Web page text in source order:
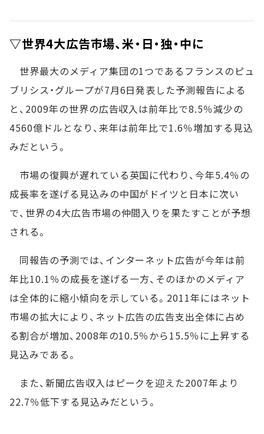
▽世界4大広告市場、米・日・独・中に
世界最大のメディア集団の1つであるフランスのピュ
ブリシス・グループが7月6日発表した予測報告による
と、2009年の世界の広告収入は前年比で8.5％減少の
4560億ドルとなり、来年は前年比で1.6％増加する見込
みだという。
市場の復興が遅れている英国に代わり、今年5.4％の
成長率を遂げる見込みの中国がドイツと日本に次い
で、世界の4大広告市場の仲間入りを果たすことが予想
される。
同報告の予測では、インターネット広告が今年は前
年比10.1％の成長を遂げる一方、そのほかのメディア
は全体的に縮小傾向を示している。2011年にはネット
市場の拡大により、ネット広告の広告支出全体に占め
る割合が増加、2008年の10.5％から15.5％に上昇する
見込みである。
また、新聞広告収入はピークを迎えた2007年より
22.7％低下する見込みだという。